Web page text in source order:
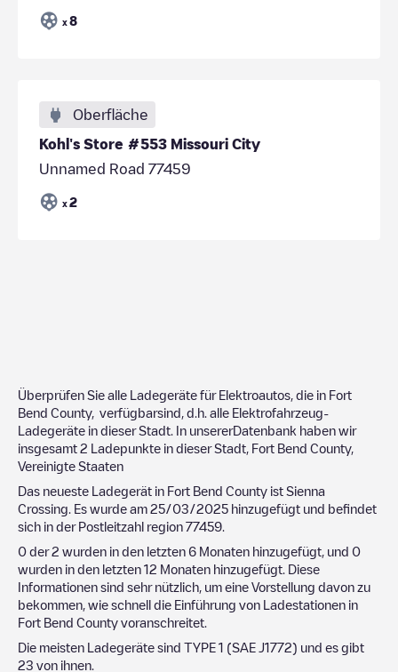
x 8
Oberfläche
Kohl's Store #553 Missouri City
Unnamed Road 77459
x 2
Überprüfen Sie alle Ladegeräte für Elektroautos, die in Fort
Bend County, verfügbarsind, d.h. alle Elektrofahrzeug-
Ladegeräte in dieser Stadt. In unsererDatenbank haben wir
insgesamt 2 Ladepunkte in dieser Stadt, Fort Bend County,
Vereinigte Staaten
Das neueste Ladegerät in Fort Bend County ist Sienna
Crossing . Es wurde am 25/03/2025 hinzugefügt und befindet
sich in der Postleitzahl region 77459
0 der2 wurden in den letzten 6 Monaten hinzugefügt, und 0
wurden in den letzten 12 Monaten hinzugefügt. Diese
Informationen sind sehr nützlich, um eine Vorstellung davon zu
bekommen, wie schnell die Einführung von Ladestationen in
Fort Bend County voranschreitet.
Die meisten Ladegeräte sind TYPE 1 (SAE J1772) und es gibt
23 von ihnen.